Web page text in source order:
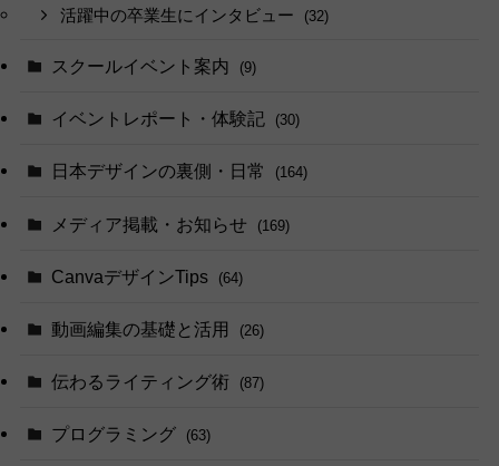
活躍中の卒業生にインタビュー (32)
スクールイベント案内 (9)
イベントレポート・体験記 (30)
日本デザインの裏側・日常 (164)
メディア掲載・お知らせ (169)
CanvaデザインTips (64)
動画編集の基礎と活用 (26)
伝わるライティング術 (87)
プログラミング (63)